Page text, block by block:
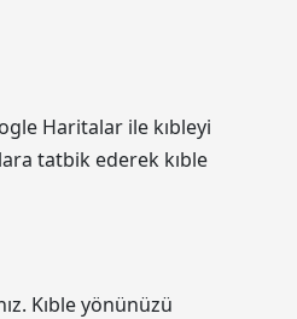
Haritalar ile kıbleyi
tatbik ederek kıble
Kıble yönünüzü